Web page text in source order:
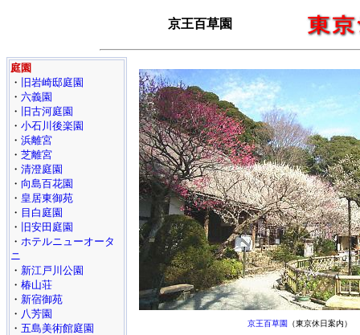
京王百草園
庭園
・
旧岩崎邸庭園
・ 六義園
・
旧古河庭園
・ 小石川後楽園
・ 浜離宮
・ 芝離宮
・ 清澄庭園
・ 向島百花園
・ 皇居東御苑
・ 目白庭園
・
旧安田庭園
・ ホテルニューオータ
ニ
・ 新江戸川公園
・ 椿山荘
・ 新宿御苑
・ 八芳園
・ 五島美術館庭園
京王百草園 （東京休日案内）